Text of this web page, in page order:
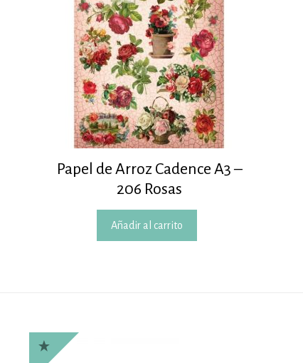
Papel de Arroz Cadence A3 –
206 Rosas
Añadir al carrito